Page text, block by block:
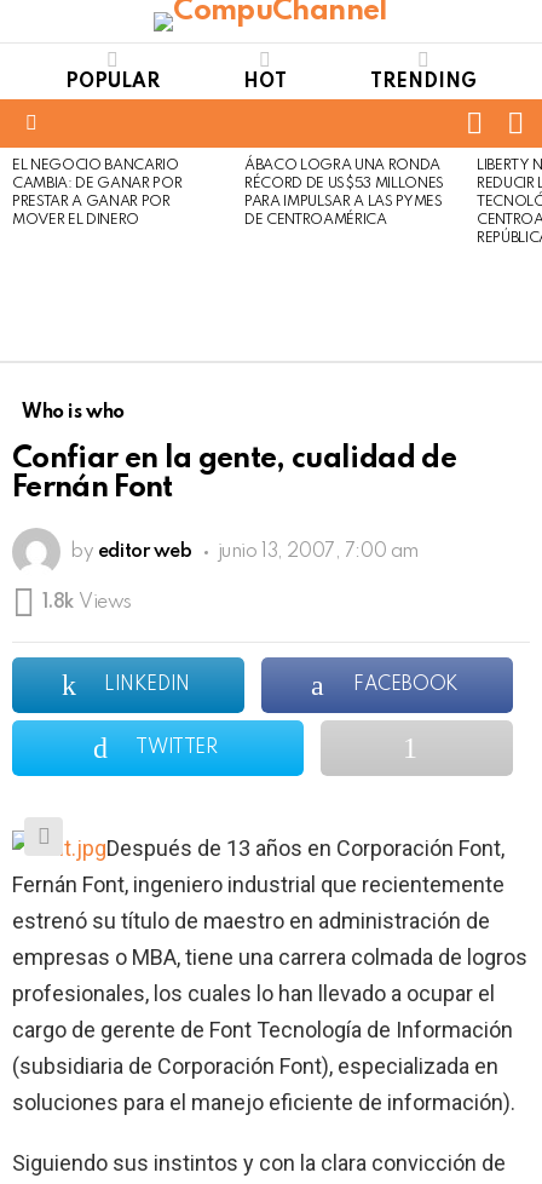
POPULAR HOT TRENDING
LATEST
STORIES
EL NEGOCIO BANCARIO
CAMBIA: DE GANAR POR
PRESTAR A GANAR POR
MOVER EL DINERO
Not
Safe
For
Click
to
view
ÁBACO LOGRA UNA RONDA
RÉCORD DE US$53 MILLONES
PARA IMPULSAR A LAS PYMES
DE CENTROAMÉRICA
LIBERTY
REDUCIR
Who is who
Confiar en la gente, cualidad de
Fernán Font
by editor web junio 13, 2007, 7:00 am
1.8k Views
LINKEDIN FACEBOOK
TWITTER
Después de 13 años en Corporación Font,
Fernán Font, ingeniero industrial que recientemente
estrenó su título de maestro en administración de
empresas o MBA, tiene una carrera colmada de logros
profesionales, los cuales lo han llevado a ocupar el
cargo de gerente de Font Tecnología de Información
(subsidiaria de Corporación Font), especializada en
soluciones para el manejo eficiente de información).
Siguiendo sus instintos y con la clara convicción de